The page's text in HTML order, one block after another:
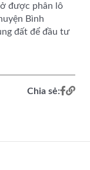
được phân lô
Bình
đất để đầu tư
Chia sẻ: